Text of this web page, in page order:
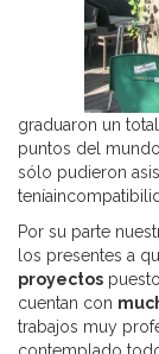
graduaron un
puntos del
sólo pudieron
Por su parte
los presentes a
proyectos
cuentan con
trabajos muy